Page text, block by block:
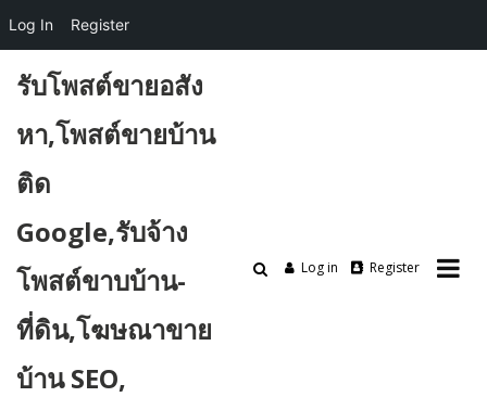
content
รับโพสต์ขายอสัง
หา,โพสต์ขายบ้าน
ติด
Google,รับจ้าง
โพสต์ขาบบ้าน-
ที่ดิน,โฆษณาขาย
บ้าน SEO,
Log in Register
Log In Register